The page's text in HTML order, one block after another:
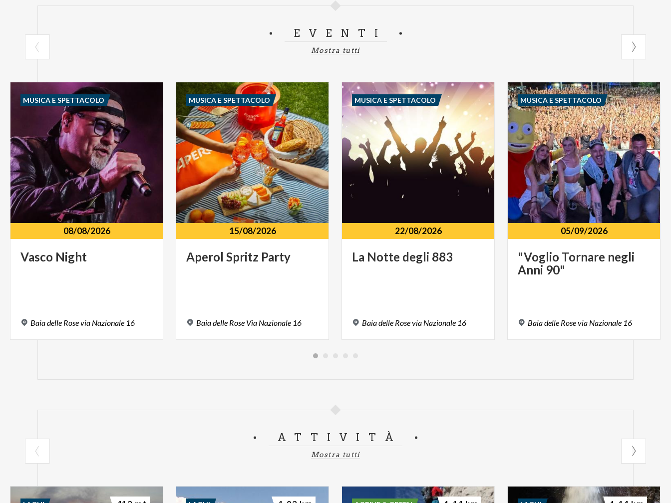
EVENTI
Mostra tutti
08/08/2026
Vasco Night
Baiadelle Rosevia Nazionale 16
MUSICA E SPETTACOLO
15/08/2026
Aperol Spritz Party
Baiadelle Rose Via Nazionale 16
MUSICA E SPETTACOLO
22/08/2026
La Notte degli 883
Baiadelle Rosevia Nazionale 16
MUSICA E SPETTACOLO
05/09/2026
"Voglio Tornare negli
Anni 90"
Baiadelle Rosevia Nazionale 16
MUSICA E SPETTACOLO
ATTIVITÀ
Mostra tutti